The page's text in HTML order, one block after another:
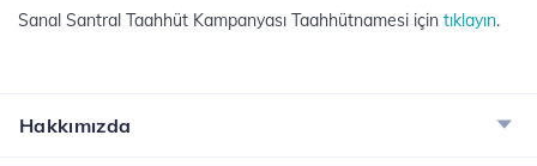
Sanal Santral Taahhüt Kampanyası Taahhütnamesi için tıklayın.
Hakkımızda